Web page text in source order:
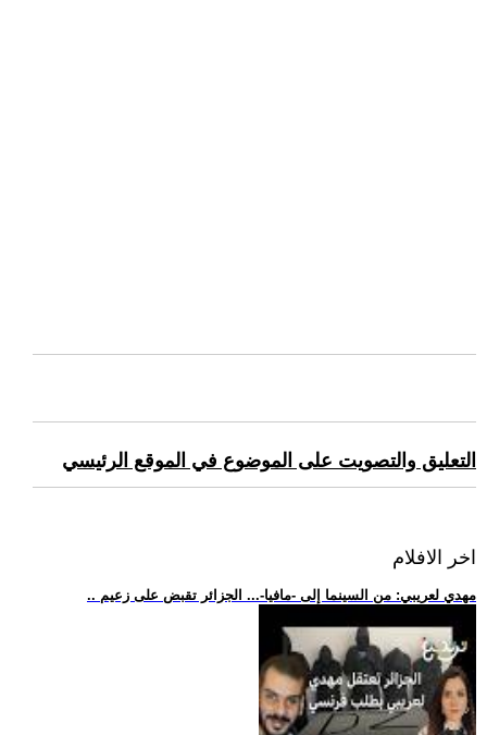
التعليق والتصويت على الموضوع في الموقع الرئيسي
اخر الافلام
.. مهدي لعريبي: من السينما إلى -مافيا-... الجزائر تقبض على زعيم